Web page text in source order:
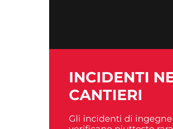
INCIDENTI
CANTIERI
Gli incidenti di